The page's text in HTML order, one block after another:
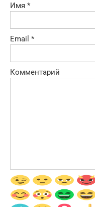
Имя *
Email *
Комментарий